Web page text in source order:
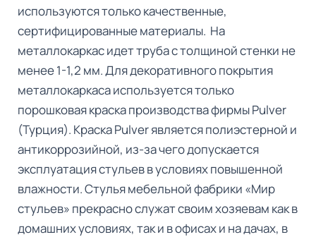
используются только качественные,
сертифицированные материалы. На
металлокаркас идет труба с толщиной стенки не
менее 1-1,2 мм. Для декоративного покрытия
металлокаркаса используется только
порошковая краска производства фирмы Pulver
(Турция). Краска Pulver является полиэстерной и
антикоррозийной, из-за чего допускается
эксплуатация стульев в условиях повышенной
влажности. Стулья мебельной фабрики «Мир
стульев» прекрасно служат своим хозяевам как в
домашних условиях, так и в офисах и на дачах, в